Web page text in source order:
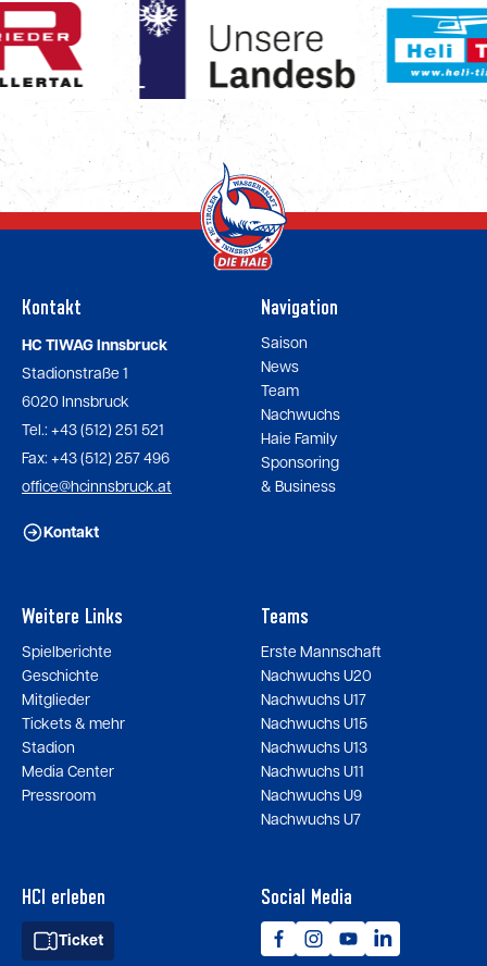
Kontakt
HC TIWAG Innsbruck
Stadionstraße 1
6020 Innsbruck
Tel.: +43 (512) 251 521
Fax: +43 (512) 257 496
office@hcinnsbruck.at
Kontakt
Navigation
Saison
News
Team
Nachwuchs
Haie Family
Sponsoring
& Business
Weitere Links
Spielberichte
Geschichte
Mitglieder
Tickets & mehr
Stadion
Media Center
Pressroom
Teams
Erste Mannschaft
Nachwuchs U20
Nachwuchs U17
Nachwuchs U15
Nachwuchs U13
Nachwuchs U11
Nachwuchs U9
Nachwuchs U7
HCI erleben
Ticket
Social Media